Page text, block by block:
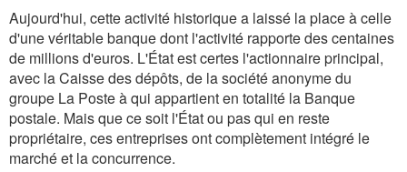
Aujourd'hui, cette activité historique a laissé la place à celle
d'une véritable banque dont l'activité rapporte des centaines
de millions d'euros. L'État est certes l'actionnaire principal,
avec la Caisse des dépôts, de la société anonyme du
groupe La Poste à qui appartient en totalité la Banque
postale. Mais que ce soit l'État ou pas qui en reste
propriétaire, ces entreprises ont complètement intégré le
marché et la concurrence.